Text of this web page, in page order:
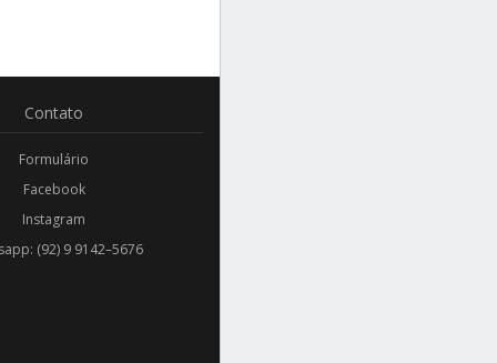
Contato
Formulário
Facebook
Instagram
(92) 9 9142–5676